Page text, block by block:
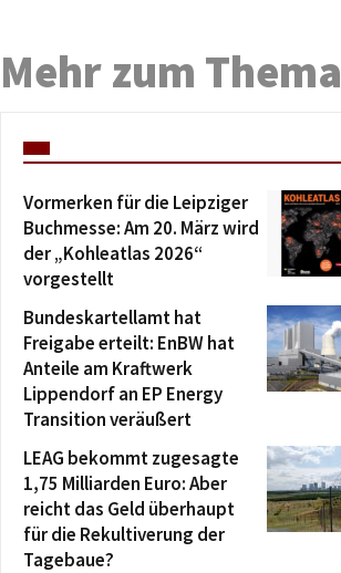
Mehr zum Thema
Vormerken für die Leipziger
Buchmesse: Am 20. März wird
der „Kohleatlas 2026“
vorgestellt
Bundeskartellamt hat
Freigabe erteilt: EnBW hat
Anteile am Kraftwerk
Lippendorf an EP Energy
Transition veräußert
LEAG bekommt zugesagte
1,75 Milliarden Euro: Aber
reicht das Geld überhaupt
für die Rekultiverung der
Tagebaue?